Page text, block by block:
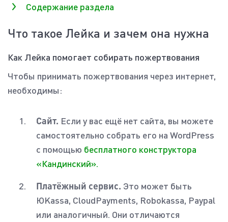
Содержание раздела
Что такое Лейка и зачем она нужна
Как Лейка помогает собирать пожертвования
Чтобы принимать пожертвования через интернет,
необходимы:
Сайт. Если у вас ещё нет сайта, вы можете
самостоятельно собрать его на WordPress
c помощью бесплатного конструктора
«Кандинский».
Платёжный сервис. Это может быть
ЮKassa, CloudPayments, Robokassa, Paypal
или аналогичный. Они отличаются